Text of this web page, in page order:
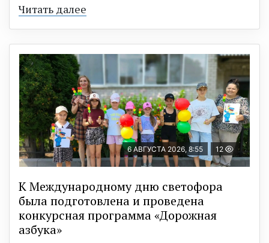
Читать далее
6 АВГУСТА 2026, 8:55 12
К Международному дню светофора
была подготовлена и проведена
конкурсная программа «Дорожная
азбука»